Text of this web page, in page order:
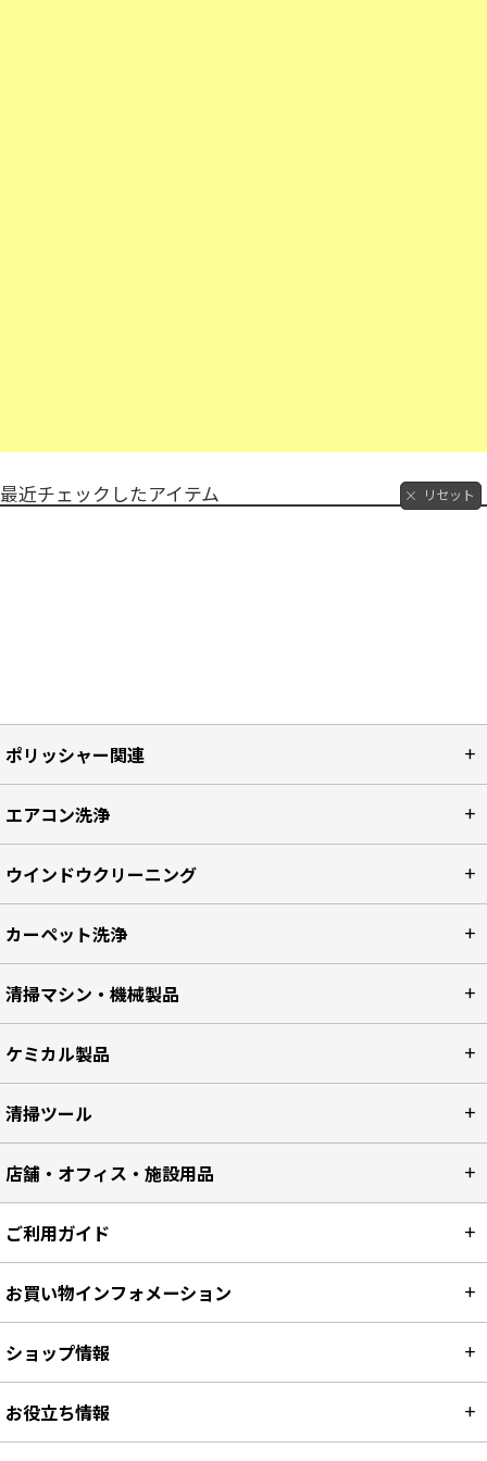
最近チェックしたアイテム リセット
ポリッシャー関連
エアコン洗浄
ウインドウクリーニング
カーペット洗浄
清掃マシン・機械製品
ケミカル製品
清掃ツール
店舗・オフィス・施設用品
ご利用ガイド
お買い物インフォメーション
ショップ情報
お役立ち情報